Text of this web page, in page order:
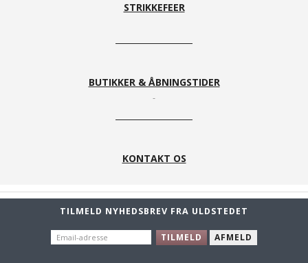
STRIKKEFEER
BUTIKKER & ÅBNINGSTIDER
KONTAKT OS
TILMELD NYHEDSBREV FRA ULDSTEDET
EMAIL-
ADRESSE
TILMELD AFMELD